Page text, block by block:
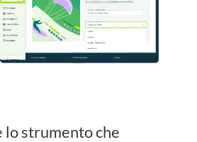
lo strumento che